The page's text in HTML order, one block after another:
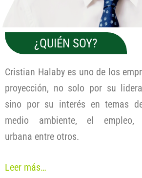
¿QUIÉN SOY?
Cristian Halaby es uno de los
proyección, no solo por su
sino por su interés en temas
medio ambiente, el
urbana entre otros.
Leer más…